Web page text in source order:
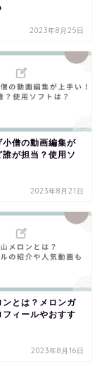
2023年8月25日
小僧の動画編集が
誰が担当？使用ソ
2023年8月21日
ンとは？メロンガ
フィールやおすす
2023年8月16日